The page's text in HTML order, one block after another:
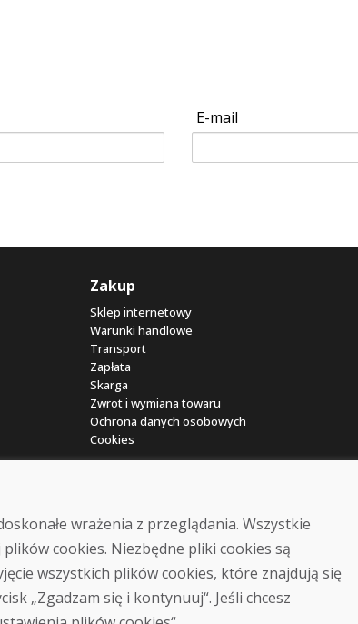
E-mail
Zakup
Sklep internetowy
Warunki handlowe
Transport
Zapłata
Skarga
Zwrot i wymiana towaru
Ochrona danych osobowych
Cookies
© DOMIVOSPORT 2026, wszystkie prawa zastrzeżone
- tworzenie stron internetowych, tworzenie sklepów internetowych
wrażenia z przeglądania. Wszystkie
cookies. Niezbędne pliki cookies są
wszystkich plików cookies, które znajdują się
„Zgadzam się i kontynuuj“. Jeśli chcesz